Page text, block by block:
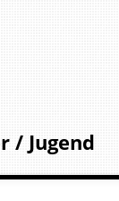
/ Jugend